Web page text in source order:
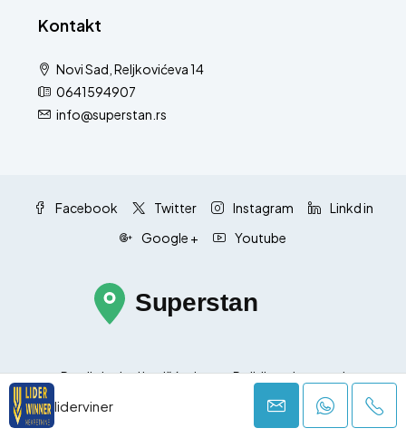
liderviner
Kontakt
Novi Sad, Reljkovićeva 14
0641594907
info@superstan.rs
Facebook Twitter Instagram
Linkd in
Google +
Youtube
Pravila i uslovi korišćenja Politika privatnosti
© Superstan.rs - All rights reserved